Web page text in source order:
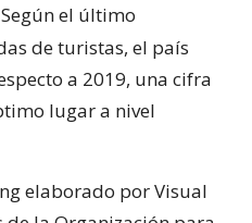
el último
de turistas, el país
a 2019, una cifra
lugar a nivel
elaborado por Visual